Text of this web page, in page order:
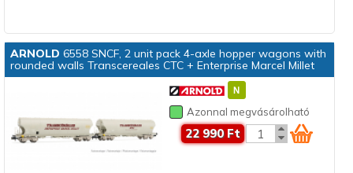
ARNOLD 6558 SNCF, 2 unit pack 4-axle hopper wagons with
rounded walls Transcereales CTC + Enterprise Marcel Millet
Azonnal megvásárolható
22 990 Ft